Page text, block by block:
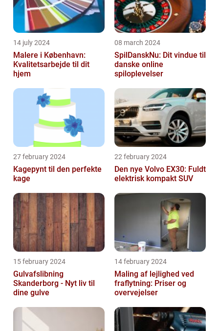
14 july 2024
Malere i København:
Kvalitetsarbejde til dit
hjem
08 march 2024
SpilDanskNu: Dit vindue til
danske online
spiloplevelser
27 february 2024
Kagepynt til den perfekte
kage
22 february 2024
Den nye Volvo EX30: Fuldt
elektrisk kompakt SUV
15 february 2024
Gulvafslibning
Skanderborg - Nyt liv til
dine gulve
14 february 2024
Maling af lejlighed ved
fraflytning: Priser og
overvejelser